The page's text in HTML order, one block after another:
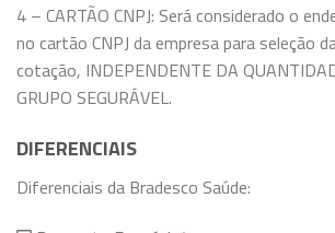
4 – CARTÃO CNPJ: Será considerado o
no cartão CNPJ da empresa para seleção
cotação, INDEPENDENTE DA
GRUPO SEGURÁVEL.
DIFERENCIAIS
Diferenciais da Bradesco Saúde: